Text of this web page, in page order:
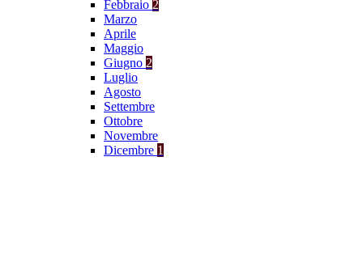
Febbraio 2
Marzo
Aprile
Maggio
Giugno 2
Luglio
Agosto
Settembre
Ottobre
Novembre
Dicembre 1